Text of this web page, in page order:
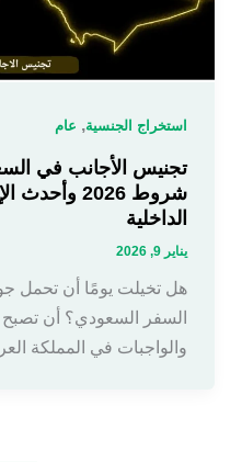
استخراج الجنسية عام
تجنيس الأجانب في
شروط 2026
الداخلية
يناير 9, 2026
هل تخيلت يومًا أن تحمل
السفر السعودي؟ أن
والواجبات في المملكة